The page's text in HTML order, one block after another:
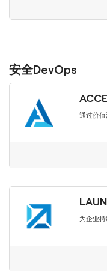
安全DevOps
通过价
为企业